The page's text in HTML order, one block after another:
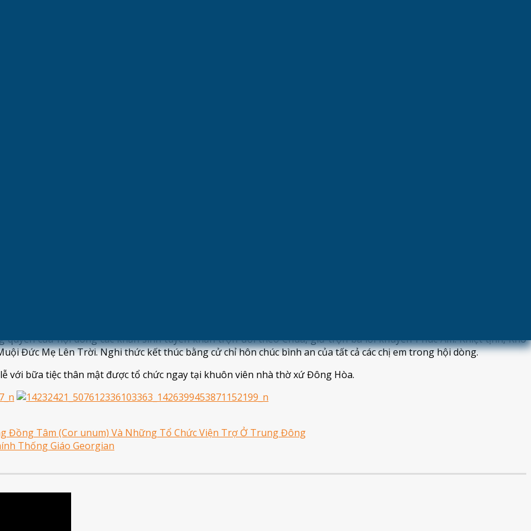
lúc 9h30 thứ bảy, ngày 3/9/2016, có ba chị em Việt Nam đầu tiên là
Giáo hạt Biên Hòa, Giáo phận Xuân Lộc do Đức Cha Đaminh Phan Chu Trinh – giáo phận Xuân Lộc cùng với quý
Trời, quý Cha ân nhân, thân nhân. Bên cạnh đó, tham dự thánh lễ còn có sự hiện diện của Soeur Marie Francoise –
Mẹ Lên Trời, gia đình các Khấn sinh, quý Tu Sĩ nam nữ, quý Quan khách, quý Ân nhân và đông đảo Giáo dân giáo xứ
là một sự kiện quan trọng của Giáo xứ sở tại, bởi đây cũng là Thánh lễ Khấn dòng đầu tiên được tổ chức tại giáo
long trọng và tràn đầy niềm vui, niềm hạnh phúc.
Samuen, đó cũng là cách Chúa ời gọi ba tân Khấn sinh và mỗi người chúng ta. Đức cha nói: “Hãy lắng tai để nghe
sứ mạng Chúa trao phó. Qua bài Tin Mừng, Chúa đăc biệt tha thiêt mời gọi các tân Khấn sinh hãy ở lại với Chúa
xã hội sự công chính và tình anh em hơn, là lời tiên báo của việc chia sẻ với người nhỏ bé và khó nghèo’, đó
Đức Mẹ Lên Trời.
danh, giới thiệu và thỉnh nguyện, thẩm vấn các khấn sinh, hát kinh cấu các Thánh. Các khấn sinh đã phủ phục, để
Chúa đỡ nâng, được các Thánh chuyển cầu và được Giáo Hội trợ lực qua lời cầu nguyện của cộng đoàn hiện diện.
của hội dòng các khấn sinh tuyên khấn trọn đời theo Chúa, giữ trọn ba lời khuyên Phúc Âm: Khiệt tịnh, Khó
Đức Mẹ Lên Trời. Nghi thức kết thúc bằng cử chỉ hôn chúc bình an của tất cả các chị em trong hội dòng.
với bữa tiệc thân mật được tổ chức ngay tại khuôn viên nhà thờ xứ Đông Hòa.
Đồng Tâm (Cor unum) Và Những Tổ Chức Viện Trợ Ở Trung Đông
Thống Giáo Georgian